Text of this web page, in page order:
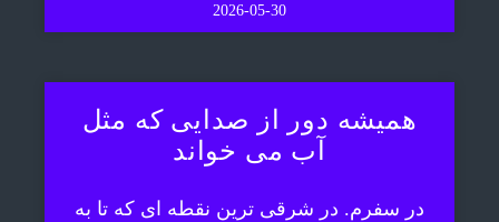
2026-05-30
همیشه دور از صدایی که مثل
آب می خواند
در سفرم. در شرقی ترین نقطه ای که تا به